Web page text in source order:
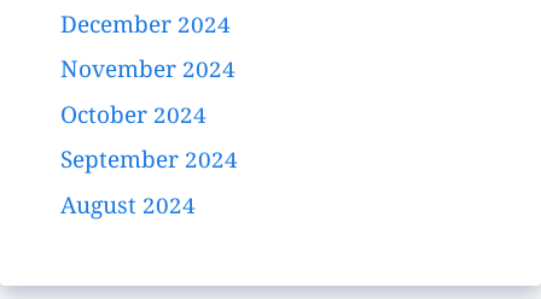
December 2024
November 2024
October 2024
September 2024
August 2024